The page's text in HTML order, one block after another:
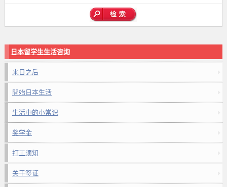
日本留学生生活咨询
来日之后
開始日本生活
生活中的小常识
奖学金
打工须知
关于签证